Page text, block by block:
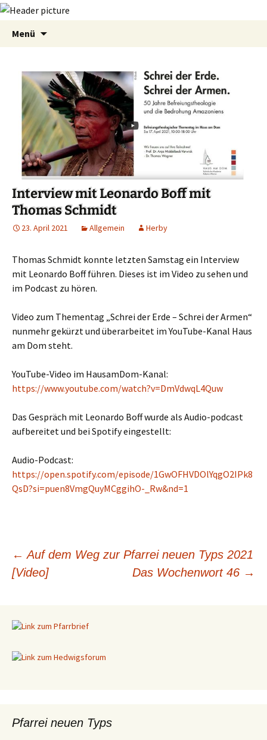
Menü
Interview mit Leonardo Boff mit
Thomas Schmidt
23. April 2021 Allgemein Herby
Thomas Schmidt konnte letzten Samstag ein Interview
mit Leonardo Boff führen. Dieses ist im Video zu sehen und
im Podcast zu hören.
Video zum Thementag „Schrei der Erde – Schrei der Armen“
nunmehr gekürzt und überarbeitet im YouTube-Kanal Haus
am Dom steht.
YouTube-Video im HausamDom-Kanal:
https://www.youtube.com/watch?v=DmVdwqL4Quw
Das Gespräch mit Leonardo Boff wurde als Audio-podcast
aufbereitet und bei Spotify eingestellt:
Audio-Podcast:
https://open.spotify.com/episode/1GwOFHVDOlYqgO2IPk8
QsD?si=puen8VmgQuyMCggihO-_Rw&nd=1
Beitragsnavigation
← Auf dem Weg zur Pfarrei neuen Typs 2021
[Video]
Das Wochenwort 46 →
Pfarrei neuen Typs